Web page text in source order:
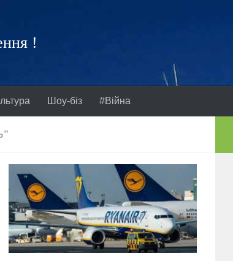
!
Шоу-біз #Війна